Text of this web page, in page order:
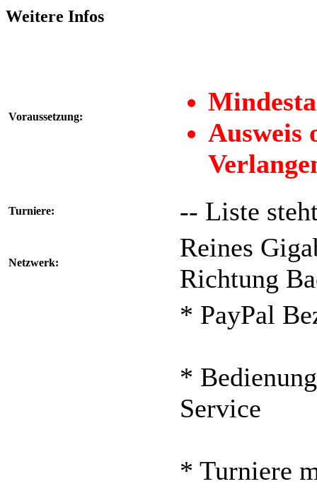
Weitere Infos
Voraussetzung:
Ausweis
Turniere: -- Liste
Netzwerk:
Reines
Richtung
* PayPal
*
Service
* Turniere